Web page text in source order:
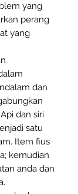
yang
perang
yang
dan
dan siri
satu
Item fius
kemudian
anda dan